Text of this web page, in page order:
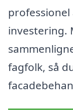
investering.
fagfolk, så